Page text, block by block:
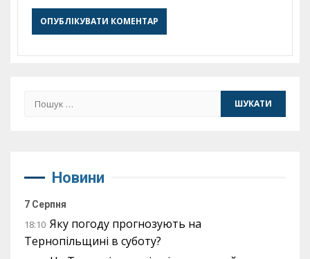
Пошук:
Новини
7 Серпня
18:10 Яку погоду прогнозують на
Тернопільщині в суботу?